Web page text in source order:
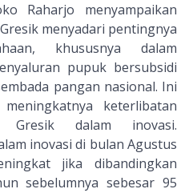
Raharjo menyampaikan
menyadari pentingnya
khususnya dalam
pupuk bersubsidi
pangan nasional. Ini
keterlibatan
Gresik dalam inovasi.
inovasi di bulan Agustus
jika dibandingkan
sebelumnya sebesar 95